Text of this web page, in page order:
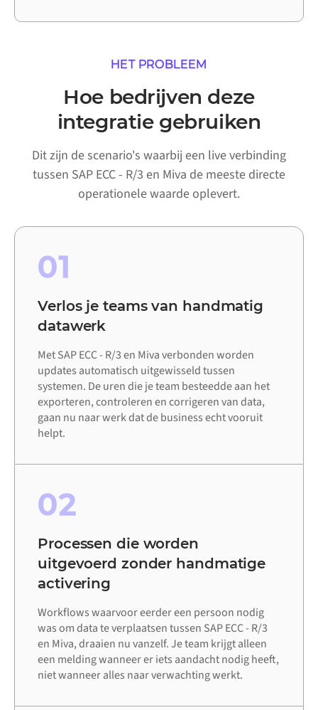
HET PROBLEEM
Hoe bedrijven deze
integratie gebruiken
Dit zijn de scenario's waarbij een live verbinding
tussen SAP ECC - R/3 en Miva de meeste directe
operationele waarde oplevert.
01
Verlos je teams van handmatig
datawerk
Met SAP ECC - R/3 en Miva verbonden worden
updates automatisch uitgewisseld tussen
systemen. De uren die je team besteedde aan het
exporteren, controleren en corrigeren van data,
gaan nu naar werk dat de business echt vooruit
helpt.
02
Processen die worden
uitgevoerd zonder handmatige
activering
Workflows waarvoor eerder een persoon nodig
was om data te verplaatsen tussen SAP ECC - R/3
en Miva, draaien nu vanzelf. Je team krijgt alleen
een melding wanneer er iets aandacht nodig heeft,
niet wanneer alles naar verwachting werkt.